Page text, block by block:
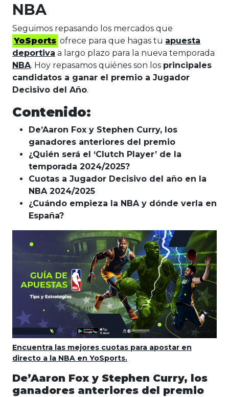
NBA
Seguimos repasando los mercados que
YoSports ofrece para que hagas tu apuesta
deportiva a largo plazo para la nueva temporada
NBA. Hoy repasamos quiénes son los principales
candidatos a ganar el premio a Jugador
Decisivo del Año.
Contenido:
De’Aaron Fox y Stephen Curry, los
ganadores anteriores del premio
¿Quién será el ‘Clutch Player’ de la
temporada 2024/2025?
Cuotas a Jugador Decisivo del año en la
NBA 2024/2025
¿Cuándo empieza la NBA y dónde verla en
España?
Encuentra las mejores cuotas para apostar en
directo a la NBA en YoSports.
De’Aaron Fox y Stephen Curry, los
ganadores anteriores del premio